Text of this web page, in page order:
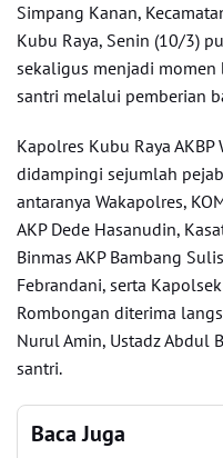
Simpang Kanan,
Kubu Raya, Senin (10/3)
sekaligus menjadi momen
santri melalui pemberian
Kapolres Kubu Raya
didampingi sejumlah
antaranya Wakapolres,
AKP Dede Hasanudin,
Binmas AKP Bambang
Febrandani, serta
Rombongan diterima
Nurul Amin, Ustadz Abdul
santri.
Baca Juga